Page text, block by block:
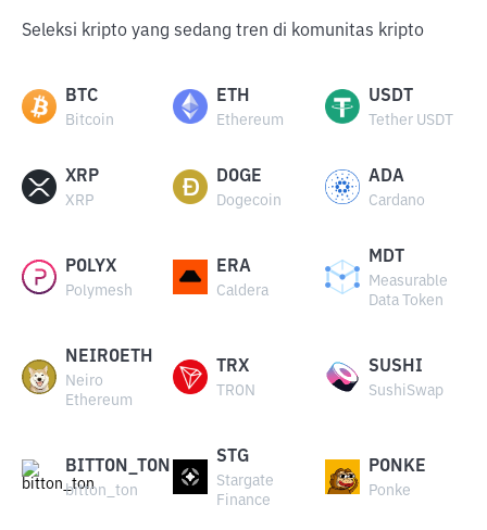
Seleksi kripto yang sedang tren di komunitas kripto
BTC
Bitcoin
ETH
Ethereum
USDT
Tether USDT
XRP
XRP
DOGE
Dogecoin
ADA
Cardano
POLYX
Polymesh
ERA
Caldera
MDT
Measurable
Data Token
NEIROETH
Neiro
Ethereum
TRX
TRON
SUSHI
SushiSwap
BITTON_TON
bitton_ton
STG
Stargate
Finance
PONKE
Ponke